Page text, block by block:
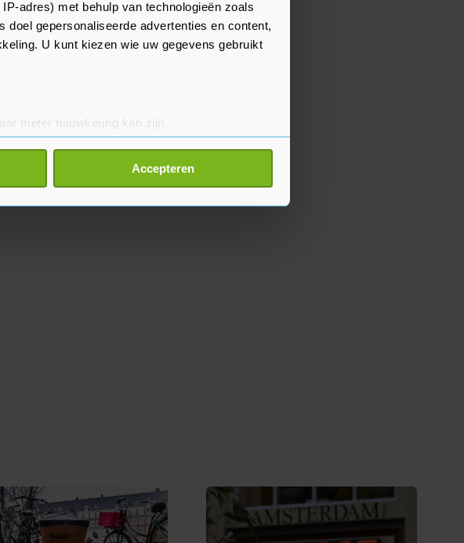
adres) met behulp van technologieën zoals
gepersonaliseerde advertenties en content,
U kunt kiezen wie uw gegevens gebruikt
meter nauwkeurig kan zijn
(fingerprinting)
voorkeuren in het
detailgedeelte
Accepteren